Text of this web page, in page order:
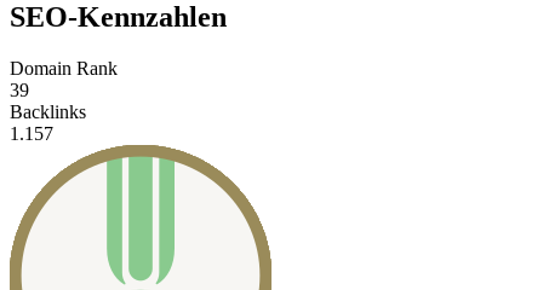
SEO-Kennzahlen
Domain Rank
39
Backlinks
1.157